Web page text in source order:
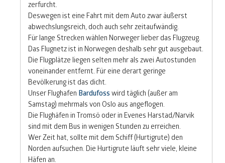
zerfurcht.
Deswegen ist eine Fahrt mit dem Auto zwar äußerst
abwechslungsreich, doch auch sehr zeitaufwändig.
Für lange Strecken wählen Norweger lieber das Flugzeug.
Das Flugnetz ist in Norwegen deshalb sehr gut ausgebaut.
Die Flugplätze liegen selten mehr als zwei Autostunden
voneinander entfernt. Für eine derart geringe
Bevölkerung ist das dicht.
Unser Flughafen Bardufoss wird täglich (außer am
Samstag) mehrmals von Oslo aus angeflogen.
Die Flughäfen in Tromsö oder in Evenes Harstad/Narvik
sind mit dem Bus in wenigen Stunden zu erreichen.
Wer Zeit hat, sollte mit dem Schiff (Hurtigrute) den
Norden aufsuchen. Die Hurtigrute läuft sehr viele, kleine
Häfen an.